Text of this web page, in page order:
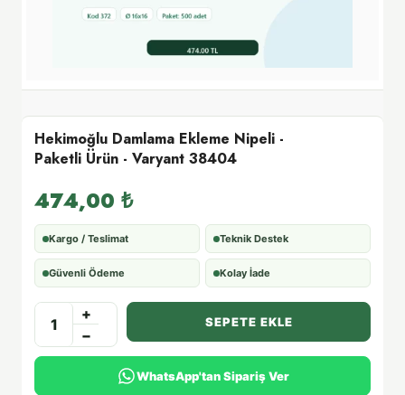
Hekimoğlu Damlama Ekleme Nipeli -
Paketli Ürün - Varyant 38404
474,00 ₺
Kargo / Teslimat Teknik Destek
Güvenli Ödeme Kolay İade
+
−
SEPETE EKLE
WhatsApp'tan Sipariş Ver